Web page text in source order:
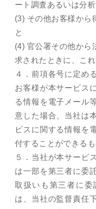
ート調査あるいは分
(3) その他お客様から
と
(4) 官公署その他から
求されたときに、こ
４．前項各号に定め
お客様が本サービス
る情報を電子メール
意した場合、当社は
ビスに関する情報を
付することができるも
５．当社が本サービ
は一部を第三者に委
取扱いも第三者に委
は、当社の監督責任